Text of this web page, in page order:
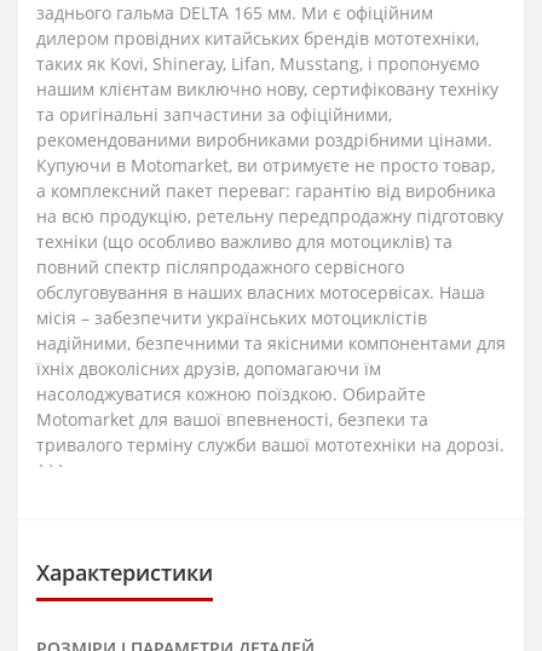
заднього гальма DELTA 165 мм. Ми є офіційним
дилером провідних китайських брендів мототехніки,
таких як Kovi, Shineray, Lifan, Musstang, і пропонуємо
нашим клієнтам виключно нову, сертифіковану техніку
та оригінальні запчастини за офіційними,
рекомендованими виробниками роздрібними цінами.
Купуючи в Motomarket, ви отримуєте не просто товар,
а комплексний пакет переваг: гарантію від виробника
на всю продукцію, ретельну передпродажну підготовку
техніки (що особливо важливо для мотоциклів) та
повний спектр післяпродажного сервісного
обслуговування в наших власних мотосервісах. Наша
місія – забезпечити українських мотоциклістів
надійними, безпечними та якісними компонентами для
їхніх двоколісних друзів, допомагаючи їм
насолоджуватися кожною поїздкою. Обирайте
Motomarket для вашої впевненості, безпеки та
тривалого терміну служби вашої мототехніки на дорозі.
```
Характеристики